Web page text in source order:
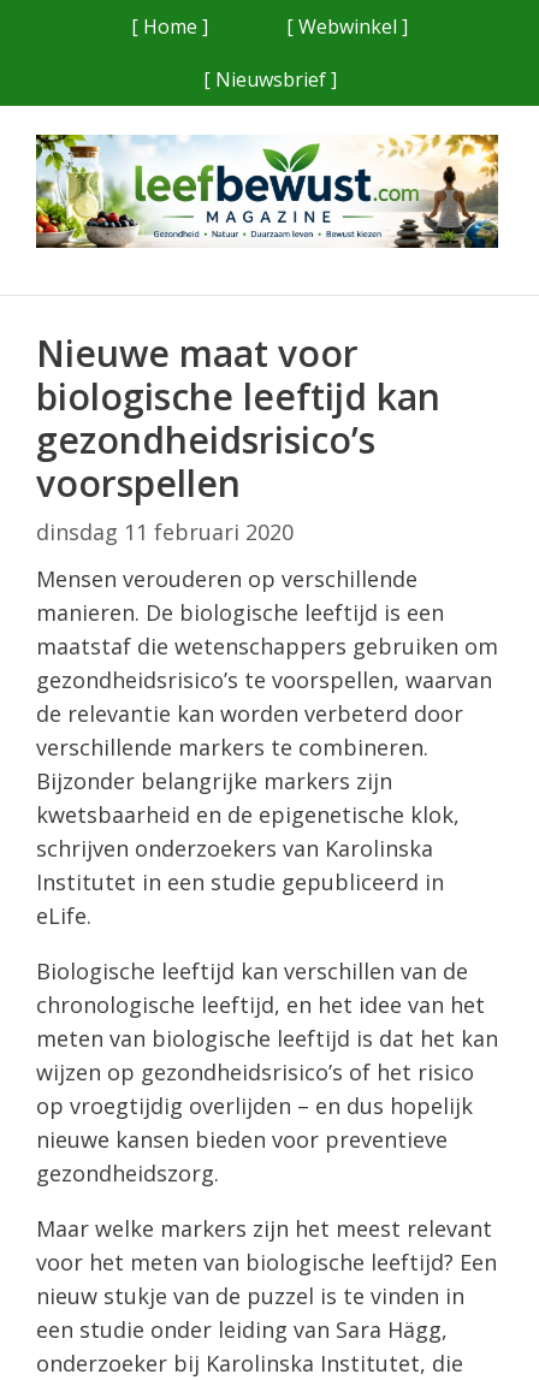
[ Home ]
[ Webwinkel ]
[ Nieuwsbrief ]
Nieuwe maat voor
biologische leeftijd kan
gezondheidsrisico’s
voorspellen
dinsdag 11 februari 2020
Mensen verouderen op verschillende
manieren. De biologische leeftijd is een
maatstaf die wetenschappers gebruiken om
gezondheidsrisico’s te voorspellen, waarvan
de relevantie kan worden verbeterd door
verschillende markers te combineren.
Bijzonder belangrijke markers zijn
kwetsbaarheid en de epigenetische klok,
schrijven onderzoekers van Karolinska
Institutet in een studie gepubliceerd in
eLife.
Biologische leeftijd kan verschillen van de
chronologische leeftijd, en het idee van het
meten van biologische leeftijd is dat het kan
wijzen op gezondheidsrisico’s of het risico
op vroegtijdig overlijden – en dus hopelijk
nieuwe kansen bieden voor preventieve
gezondheidszorg.
Maar welke markers zijn het meest relevant
voor het meten van biologische leeftijd? Een
nieuw stukje van de puzzel is te vinden in
een studie onder leiding van Sara Hägg,
onderzoeker bij Karolinska Institutet, die